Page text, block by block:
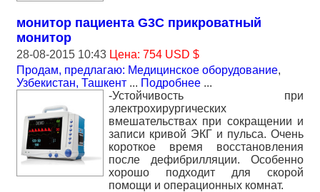
монитор пациента G3C прикроватный
монитор
28-08-2015 10:43 Цена: 754 USD $
Продам, предлагаю: Медицинское оборудование,
Узбекистан, Ташкент ... Подробнее ...
-Устойчивость при
электрохирургических
вмешательствах при сокращении и
записи кривой ЭКГ и пульса. Очень
короткое время восстановления
после дефибрилляции. Особенно
хорошо подходит для скорой
помощи и операционных комнат.